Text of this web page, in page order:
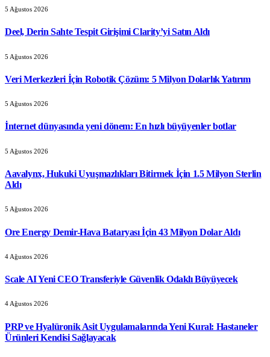
5 Ağustos 2026
Deel, Derin Sahte Tespit Girişimi Clarity’yi Satın Aldı
5 Ağustos 2026
Veri Merkezleri İçin Robotik Çözüm: 5 Milyon Dolarlık Yatırım
5 Ağustos 2026
İnternet dünyasında yeni dönem: En hızlı büyüyenler botlar
5 Ağustos 2026
Aavalynx, Hukuki Uyuşmazlıkları Bitirmek İçin 1.5 Milyon Sterlin
Aldı
5 Ağustos 2026
Ore Energy Demir-Hava Bataryası İçin 43 Milyon Dolar Aldı
4 Ağustos 2026
Scale AI Yeni CEO Transferiyle Güvenlik Odaklı Büyüyecek
4 Ağustos 2026
PRP ve Hyalüronik Asit Uygulamalarında Yeni Kural: Hastaneler
Ürünleri Kendisi Sağlayacak